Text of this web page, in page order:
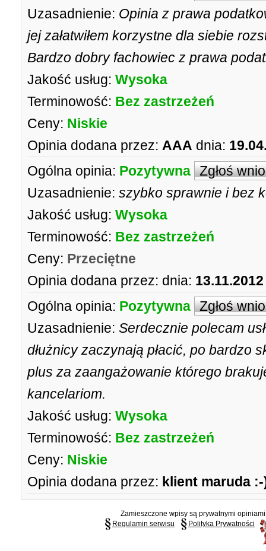
Uzasadnienie: Opinia z prawa
jej załatwiłem korzystne dla siebie
Bardzo dobry fachowiec z prawa
Jakość usług: Wysoka
Terminowość: Bez zastrzeżeń
Ceny: Niskie
Opinia dodana przez: AAA dnia:
Ogólna opinia: Pozytywna Zgłoś
Uzasadnienie: szybko sprawnie i bez
Jakość usług: Wysoka
Terminowość: Bez zastrzeżeń
Ceny: Przeciętne
Opinia dodana przez: dnia:
Ogólna opinia: Pozytywna Zgłoś
Uzasadnienie: Serdecznie polecam
dłużnicy zaczynają płacić, po bardzo
plus za zaangażowanie którego
kancelariom.
Jakość usług: Wysoka
Terminowość: Bez zastrzeżeń
Ceny: Niskie
Opinia dodana przez: klient maruda
Zamieszczone wpisy są prywatnymi
Regulamin serwisu
Polityka Prywatności